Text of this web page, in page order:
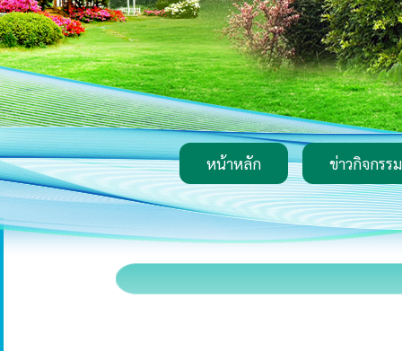
หน้าหลัก ข่าวกิจกรรม